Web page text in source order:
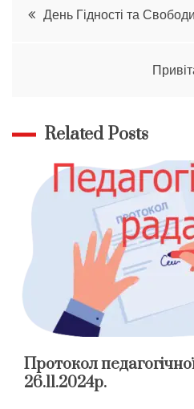
Навігація
День Гідності та Свободи
Related Posts
Протокол
26.11.2024р.